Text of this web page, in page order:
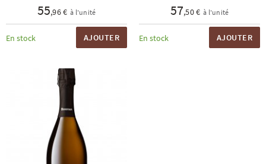
55,96 € à l'unité
En stock AJOUTER
57,50 € à l'unité
En stock AJOUTER